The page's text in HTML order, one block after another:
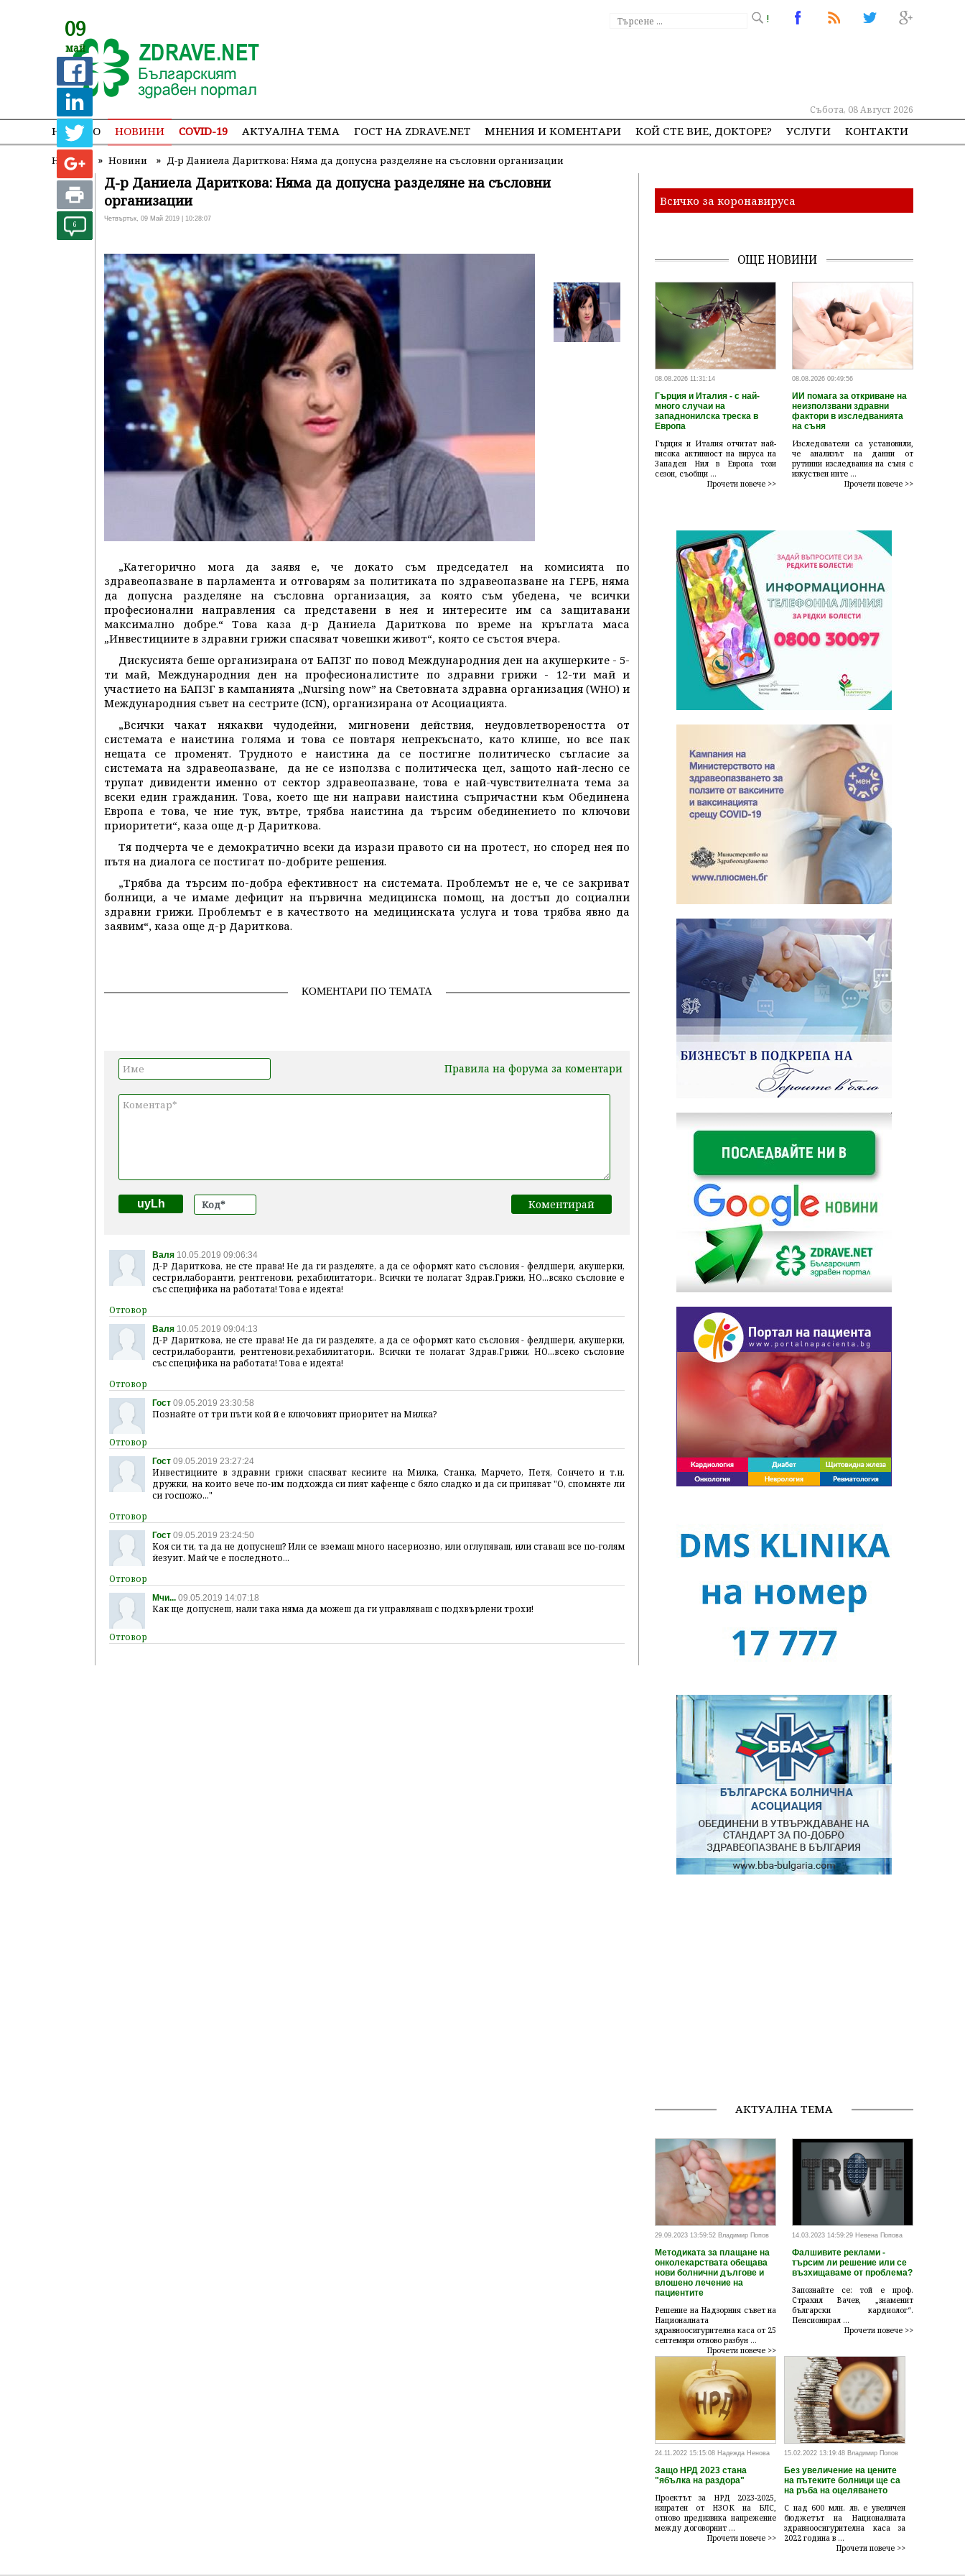
!
Събота, 08 Август 2026
НАЧАЛО НОВИНИ COVID-19 АКТУАЛНА ТЕМА ГОСТ НА ZDRAVE.NET МНЕНИЯ И КОМЕНТАРИ КОЙ СТЕ ВИЕ, ДОКТОРЕ? УСЛУГИ КОНТАКТИ
Начало » Новини » Д-р Даниела Дариткова: Няма да допусна разделяне на съсловни организации
09
май
6
Д-р Даниела Дариткова: Няма да допусна разделяне на съсловни
организации
Четвъртък, 09 Май 2019 | 10:28:07
„Категорично мога да заявя е, че докато съм председател на комисията по
здравеопазване в парламента и отговарям за политиката по здравеопазване на ГЕРБ, няма
да допусна разделяне на съсловна организация, за която съм убедена, че всички
професионални направления са представени в нея и интересите им са защитавани
максимално добре.“ Това каза д-р Даниела Дариткова по време на кръглата маса
„Инвестициите в здравни грижи спасяват човешки живот“, която се състоя вчера.
Дискусията беше организирана от БАПЗГ по повод Международния ден на акушерките - 5-
ти май, Международния ден на професионалистите по здравни грижи - 12-ти май и
участието на БАПЗГ в кампанията „Nursing now” на Световната здравна организация (WHO) и
Международния съвет на сестрите (ICN), организирана от Асоциацията.
„Всички чакат някакви чудодейни, мигновени действия, неудовлетвореността от
системата е наистина голяма и това се повтаря непрекъснато, като клише, но все пак
нещата се променят. Трудното е наистина да се постигне политическо съгласие за
системата на здравеопазване, да не се използва с политическа цел, защото най-лесно се
трупат дивиденти именно от сектор здравеопазване, това е най-чувствителната тема за
всеки един гражданин. Това, което ще ни направи наистина съпричастни към Обединена
Европа е това, че ние тук, вътре, трябва наистина да търсим обединението по ключови
приоритети“, каза още д-р Дариткова.
Тя подчерта че е демократично всеки да изрази правото си на протест, но според нея по
пътя на диалога се постигат по-добрите решения.
„Трябва да търсим по-добра ефективност на системата. Проблемът не е, че се закриват
болници, а че имаме дефицит на първична медицинска помощ, на достъп до социални
здравни грижи. Проблемът е в качеството на медицинската услуга и това трябва явно да
заявим“, каза още д-р Дариткова.
КОМЕНТАРИ ПО ТЕМАТА
Правила на форума за коментари
uyLh
Валя 10.05.2019 09:06:34
Д-Р Дариткова, не сте права! Не да ги разделяте, а да се оформят като съсловия - фелдшери, акушерки,
сестри,лаборанти, рентгенови, рехабилитатори.. Всички те полагат Здрав.Грижи, НО...всяко съсловие е
със специфика на работата! Това е идеята!
Валя 10.05.2019 09:04:13
Д-Р Дариткова, не сте права! Не да ги разделяте, а да се оформят като съсловия - фелдшери, акушерки,
сестри,лаборанти, рентгенови,рехабилитатори.. Всички те полагат Здрав.Грижи, НО...всеко съсловие
със специфика на работата! Това е идеята!
Гост 09.05.2019 23:30:58
Познайте от три пъти кой й е ключовият приоритет на Милка?
Гост 09.05.2019 23:27:24
Инвестициите в здравни грижи спасяват кесиите на Милка, Станка, Марчето, Петя, Сончето и т.н.
дружки, на които вече по-им подхожда си пият кафенце с бяло сладко и да си припяват "О, спомняте ли
си госпожо..."
Гост 09.05.2019 23:24:50
Коя си ти, та да не допуснеш? Или се вземаш много насериозно, или оглупяваш, или ставаш все по-голям
йезуит. Май че е последното...
Мчи... 09.05.2019 14:07:18
Как ще допуснеш, нали така няма да можеш да ги управляваш с подхвърлени трохи!
Всичко за коронавируса
ОЩЕ НОВИНИ
08.08.2026 11:31:14
Гърция и Италия - с най-
много случаи на
западнонилска треска в
Европа
Гърция и Италия отчитат най-
висока активност на вируса на
Западен Нил в Европа този
сезон, съобщи ...
Прочети повече >>
08.08.2026 09:49:56
ИИ помага за откриване на
неизползвани здравни
фактори в изследванията
на съня
Изследователи са установили,
че анализът на данни от
рутинни изследвания на съня с
изкуствен инте ...
Прочети повече >>
АКТУАЛНА ТЕМА
29.09.2023 13:59:52 Владимир Попов
Методиката за плащане на
онколекарствата обещава
нови болнични дългове и
влошено лечение на
пациентите
Решение на Надзорния съвет на
Националната
здравноосигурителна каса от 25
септември отново разбун ...
Прочети повече >>
14.03.2023 14:59:29 Невена Попова
Фалшивите реклами -
търсим ли решение или се
възхищаваме от проблема?
Запознайте се: той е проф.
Страхил Вачев, „знаменит
български кардиолог“.
Пенсионирал ...
Прочети повече >>
24.11.2022 15:15:08 Надежда Ненова
Защо НРД 2023 стана
"ябълка на раздора"
Проектът за НРД 2023-2025,
изпратен от НЗОК на БЛС,
отново предизвика напрежение
между договорнит ...
Прочети повече >>
15.02.2022 13:19:48 Владимир Попов
Без увеличение на цените
на пътеките болници ще са
на ръба на оцеляването
С над 600 млн. лв. е увеличен
бюджетът на Националната
здравноосигурителна каса за
2022 година в ...
Прочети повече >>